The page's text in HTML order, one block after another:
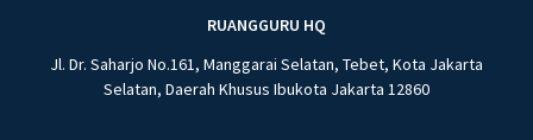
RUANGGURU HQ
Jl. Dr. Saharjo No.161, Manggarai Selatan, Tebet, Kota Jakarta
Selatan, Daerah Khusus Ibukota Jakarta 12860